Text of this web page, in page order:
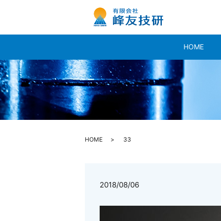
HOME
HOME 33
2018/08/06